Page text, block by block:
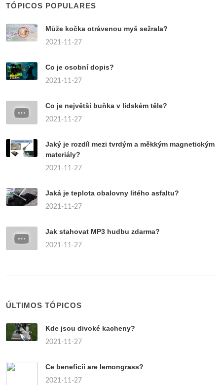
TÓPICOS POPULARES
Může kočka otrávenou myš sežrala?
2021-11-27
Co je osobní dopis?
2021-11-27
Co je největší buňka v lidském těle?
2021-11-27
Jaký je rozdíl mezi tvrdým a měkkým magnetickým
materiály?
2021-11-27
Jaká je teplota obalovny litého asfaltu?
2021-11-27
Jak stahovat MP3 hudbu zdarma?
2021-11-27
ÚLTIMOS TÓPICOS
Kde jsou divoké kacheny?
2021-11-27
Ce beneficii are lemongrass?
2021-11-27